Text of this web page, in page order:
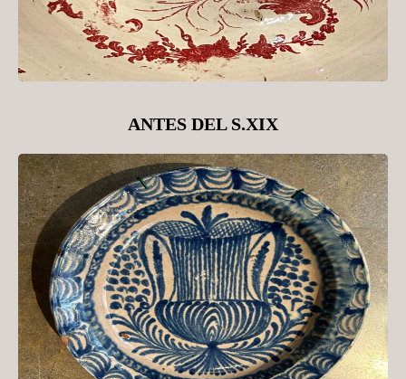
ANTES DEL S.XIX